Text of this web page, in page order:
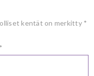
kentät on merkitty *
*